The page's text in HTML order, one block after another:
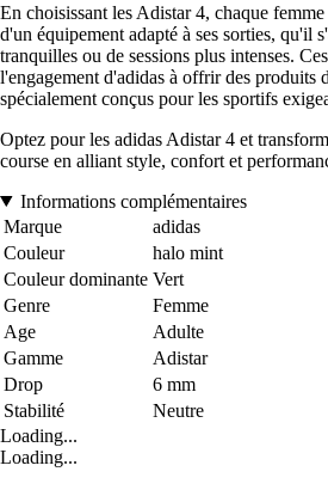
En choisissant les Adistar 4, chaque
d'un équipement adapté à ses sorties, qu'il
tranquilles ou de sessions plus intenses.
l'engagement d'adidas à offrir des produits
spécialement conçus pour les sportifs
Optez pour les adidas Adistar 4 et
course en alliant style, confort et
Informations complémentaires
Marque
adidas
Couleur
halo mint
Couleur dominante Vert
Genre
Femme
Age
Adulte
Gamme
Adistar
Drop
6 mm
Stabilité
Neutre
Loading...
Loading...